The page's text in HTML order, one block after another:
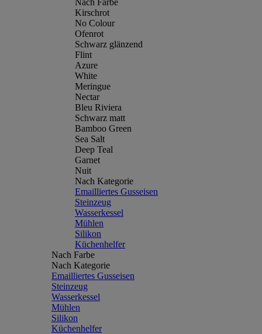
Nach Farbe
Kirschrot
No Colour
Ofenrot
Schwarz glänzend
Flint
Azure
White
Meringue
Nectar
Bleu Riviera
Schwarz matt
Bamboo Green
Sea Salt
Deep Teal
Garnet
Nuit
Nach Kategorie
Emailliertes Gusseisen
Steinzeug
Wasserkessel
Mühlen
Silikon
Küchenhelfer
Nach Farbe
Nach Kategorie
Emailliertes Gusseisen
Steinzeug
Wasserkessel
Mühlen
Silikon
Küchenhelfer